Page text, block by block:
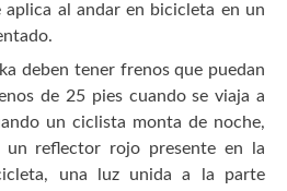
aplica al andar en bicicleta en un
deben tener frenos que puedan
de 25 pies cuando se viaja a
un ciclista monta de noche,
un reflector rojo presente en la
una luz unida a la parte